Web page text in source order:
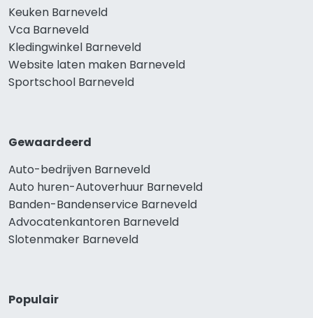
Keuken Barneveld
Vca Barneveld
Kledingwinkel Barneveld
Website laten maken Barneveld
Sportschool Barneveld
Gewaardeerd
Auto-bedrijven Barneveld
Auto huren-Autoverhuur Barneveld
Banden-Bandenservice Barneveld
Advocatenkantoren Barneveld
Slotenmaker Barneveld
Populair